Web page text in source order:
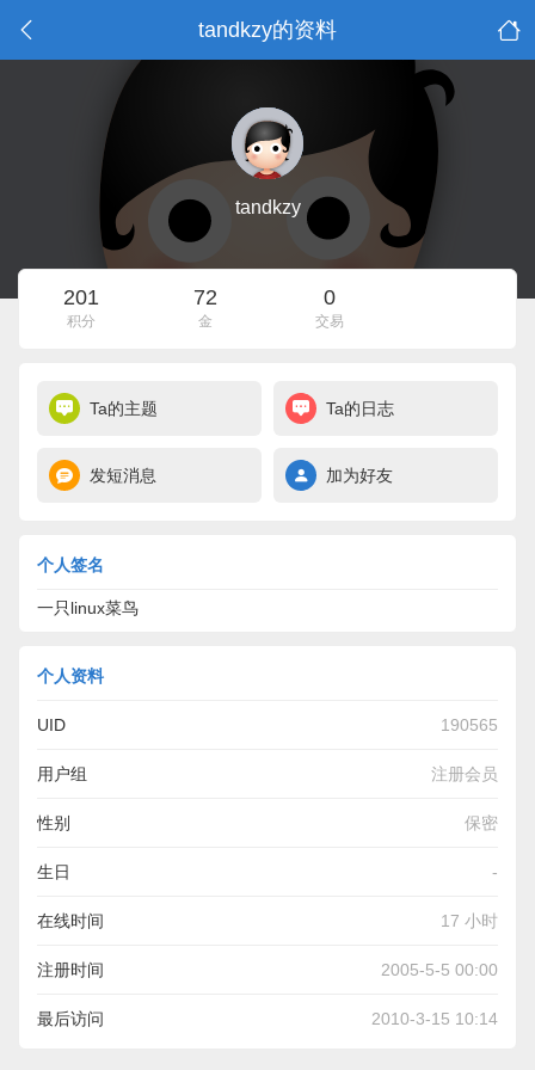
tandkzy的资料
tandkzy
201
积分
72
金
0
交易
Ta的主题 Ta的日志
发短消息 加为好友
个人签名
一只linux菜鸟
个人资料
UID 190565
用户组 注册会员
性别 保密
生日 -
在线时间 17 小时
注册时间 2005-5-5 00:00
最后访问 2010-3-15 10:14